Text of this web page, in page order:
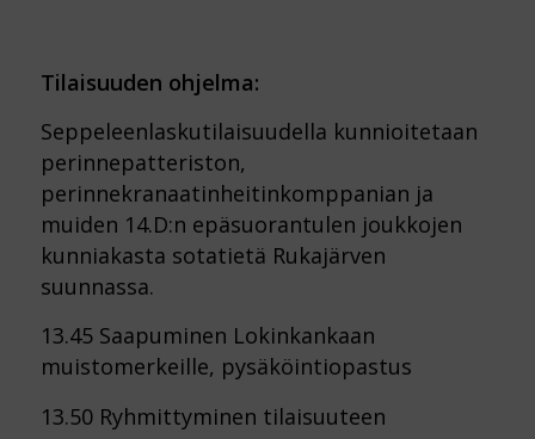
Tilaisuuden ohjelma:
Seppeleenlaskutilaisuudella kunnioitetaan
perinnepatteriston,
perinnekranaatinheitinkomppanian ja
muiden 14.D:n epäsuorantulen joukkojen
kunniakasta sotatietä Rukajärven
suunnassa.
13.45 Saapuminen Lokinkankaan
muistomerkeille, pysäköintiopastus
13.50 Ryhmittyminen tilaisuuteen